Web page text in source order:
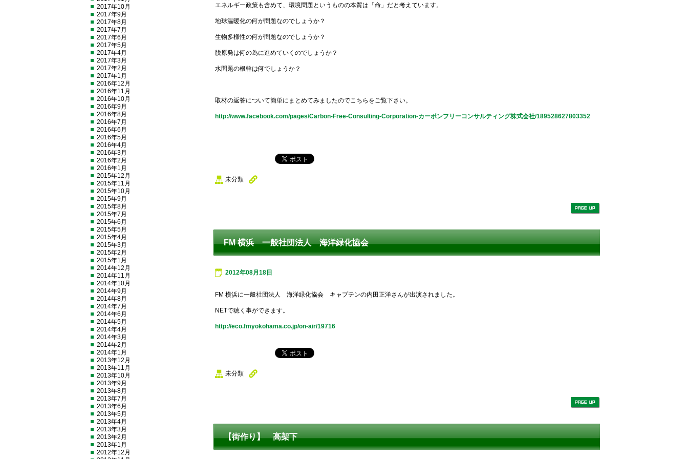
エネルギー政策も含めて、環境問題というものの本質は「命」だと考えています。
地球温暖化の何が問題なのでしょうか？
生物多様性の何が問題なのでしょうか？
脱原発は何の為に進めていくのでしょうか？
水問題の根幹は何でしょうか？
取材の返答について簡単にまとめてみましたのでこちらをご覧下さい。
http://www.facebook.com/pages/Carbon-Free-Consulting-Corporation-カーボンフリーコンサルティング株式会社/189528627803352
未分類
FM 横浜 一般社団法人 海洋緑化協会
2012年08月18日
FM 横浜に一般社団法人 海洋緑化協会 キャプテンの内田正洋さんが出演されました。
NETで聴く事ができます。
http://eco.fmyokohama.co.jp/on-air/19716
未分類
【街作り】 高架下
2017年10月
2017年9月
2017年8月
2017年7月
2017年6月
2017年5月
2017年4月
2017年3月
2017年2月
2017年1月
2016年12月
2016年11月
2016年10月
2016年9月
2016年8月
2016年7月
2016年6月
2016年5月
2016年4月
2016年3月
2016年2月
2016年1月
2015年12月
2015年11月
2015年10月
2015年9月
2015年8月
2015年7月
2015年6月
2015年5月
2015年4月
2015年3月
2015年2月
2015年1月
2014年12月
2014年11月
2014年10月
2014年9月
2014年8月
2014年7月
2014年6月
2014年5月
2014年4月
2014年3月
2014年2月
2014年1月
2013年12月
2013年11月
2013年10月
2013年9月
2013年8月
2013年7月
2013年6月
2013年5月
2013年4月
2013年3月
2013年2月
2013年1月
2012年12月